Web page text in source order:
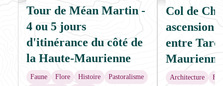
Tour de Méan Martin -
4 ou 5 jours
d'itinérance du côté de
la Haute-Maurienne
Faune Flore Histoire
Pastoralisme
Col de
ascension
entre
Maurienne
Architecture